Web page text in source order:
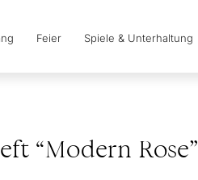
Feier Spiele & Unterhaltung
“Modern Rose”